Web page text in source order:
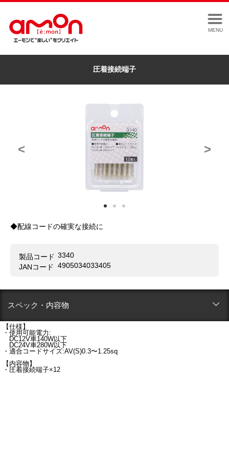
MENU
圧着接続端子
< >
◆配線コードの確実な接続に
製品コード 3340
JANコード
4905034033405
スペック・内容物
【仕様】
・使用可能電力:
DC12V車140W以下
DC24V車280W以下
・適合コードサイズ:AV(S)0.3〜1.25sq
【内容物】
・圧着接続端子×12